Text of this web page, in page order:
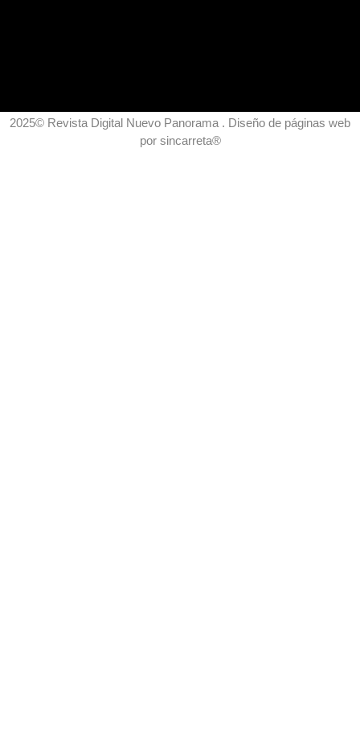
2025© Revista Digital Nuevo Panorama . Diseño de páginas web
por sincarreta®